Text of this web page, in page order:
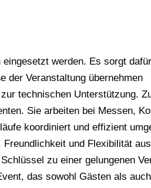
werden. Es sorgt
der Veranstaltung übernehmen
technischen Unterstützung.
Sie arbeiten bei Messen,
koordiniert und effizient
und Flexibilität
zu einer gelungenen
das sowohl Gästen als auch